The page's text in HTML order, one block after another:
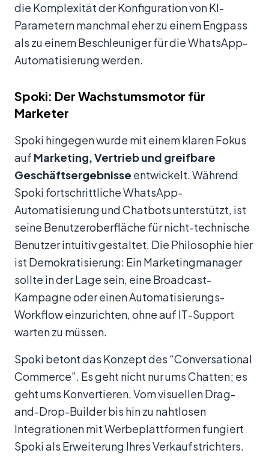
die Komplexität der Konfiguration von KI-
Parametern manchmal eher zu einem Engpass
als zu einem Beschleuniger für die WhatsApp-
Automatisierung werden.
Spoki: Der Wachstumsmotor für
Marketer
Spoki hingegen wurde mit einem klaren Fokus
auf Marketing, Vertrieb und greifbare
Geschäftsergebnisse entwickelt. Während
Spoki fortschrittliche WhatsApp-
Automatisierung und Chatbots unterstützt, ist
seine Benutzeroberfläche für nicht-technische
Benutzer intuitiv gestaltet. Die Philosophie hier
ist Demokratisierung: Ein Marketingmanager
sollte in der Lage sein, eine Broadcast-
Kampagne oder einen Automatisierungs-
Workflow einzurichten, ohne auf IT-Support
warten zu müssen.
Spoki betont das Konzept des “Conversational
Commerce”. Es geht nicht nur ums Chatten; es
geht ums Konvertieren. Vom visuellen Drag-
and-Drop-Builder bis hin zu nahtlosen
Integrationen mit Werbeplattformen fungiert
Spoki als Erweiterung Ihres Verkaufstrichters.